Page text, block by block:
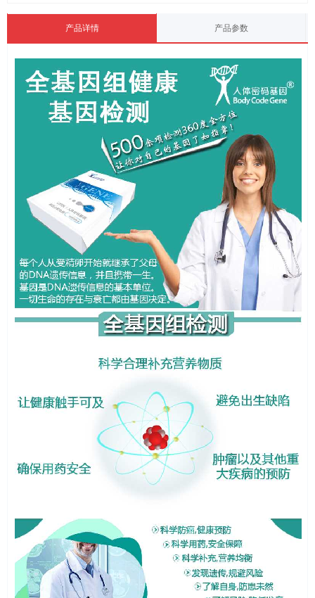
产品详情 产品参数